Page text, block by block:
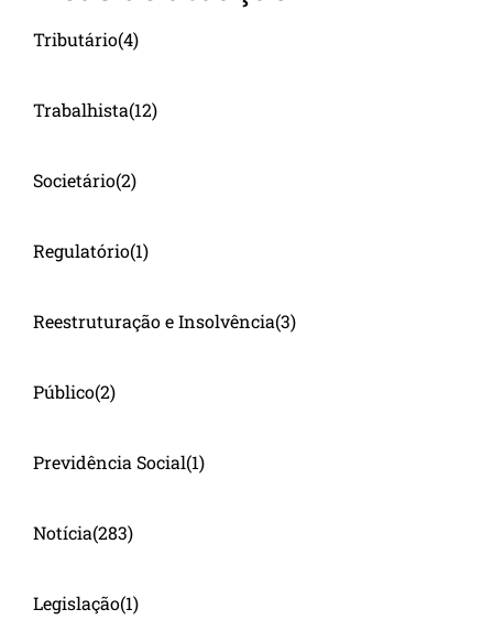
Tributário(4)
Trabalhista(12)
Societário(2)
Regulatório(1)
Reestruturação e Insolvência(3)
Público(2)
Previdência Social(1)
Notícia(283)
Legislação(1)